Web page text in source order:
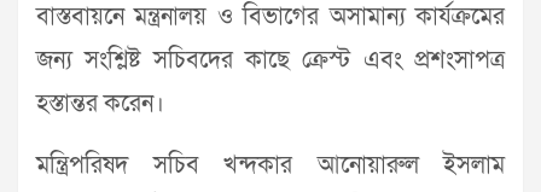
বাস্তবায়নে মন্ত্রনালয় ও বিভাগের অসামান্য কার্যক্রমের
জন্য সংশ্লিষ্ট সচিবদের কাছে ক্রেস্ট এবং প্রশংসাপত্র
হস্তান্তর করেন।
মন্ত্রিপরিষদ সচিব খন্দকার আনোয়ারুল ইসলাম